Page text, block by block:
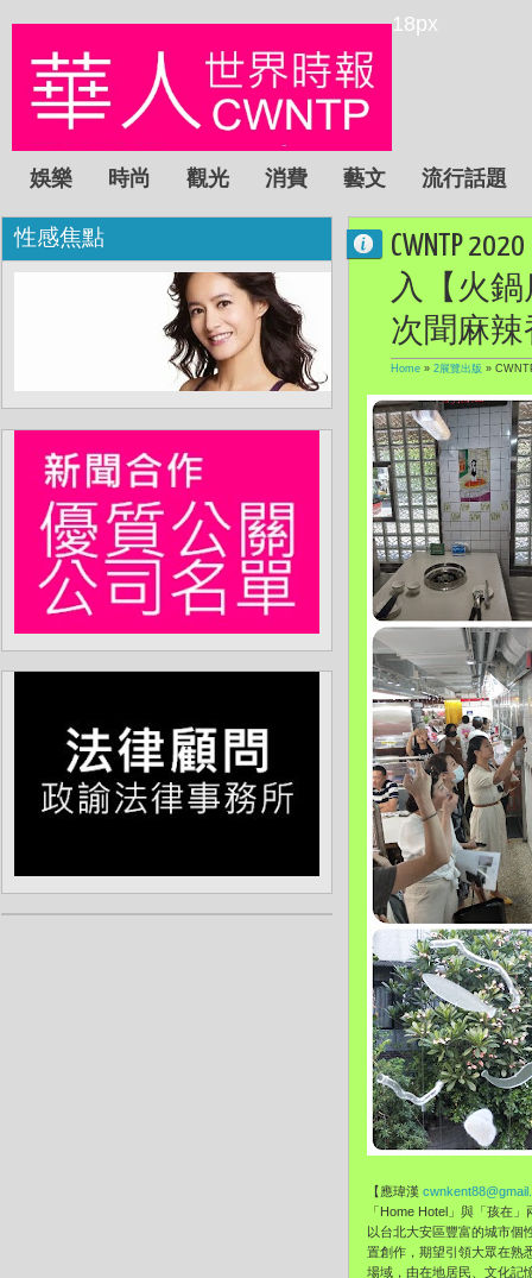
18px
娛樂 時尚 觀光 消費 藝文 流行話題
CWNTP
入【火
次聞麻
Home » 2展覽出版 »
【應瑋漢
「Home Hotel」與「孩在
以台北大安區豐富的城市個
置創作，期望引領大眾在熟
場域，由在地居民、文化記
性感焦點